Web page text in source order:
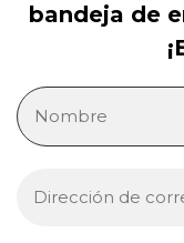
bandeja de